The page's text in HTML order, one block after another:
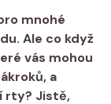
mnohé
Ale co když
vás mohou
a
rty? Jistě,